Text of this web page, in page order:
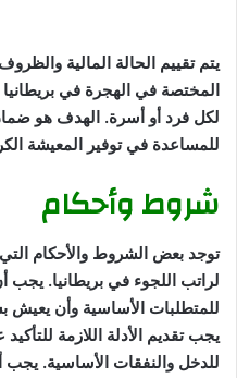
يتم تقييم الحالة المالية
المختصة في الهجرة في
لكل فرد أو أسرة. الهدف هو
للمساعدة في توفير المعيشة
شروط وأحكام
توجد بعض الشروط والأحكام
لراتب اللجوء في بريطانيا. يجب
للمتطلبات الأساسية وأن يعيش
يجب تقديم الأدلة اللازمة
للدخل والنفقات الأساسية. يجب